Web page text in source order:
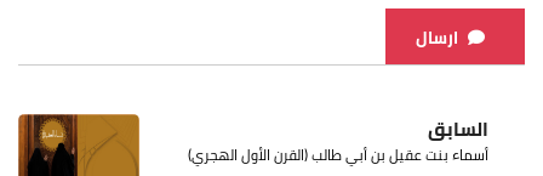
ارسال
السابق
أسماء بنت عقيل بن أبي طالب (القرن الأول الهجري)